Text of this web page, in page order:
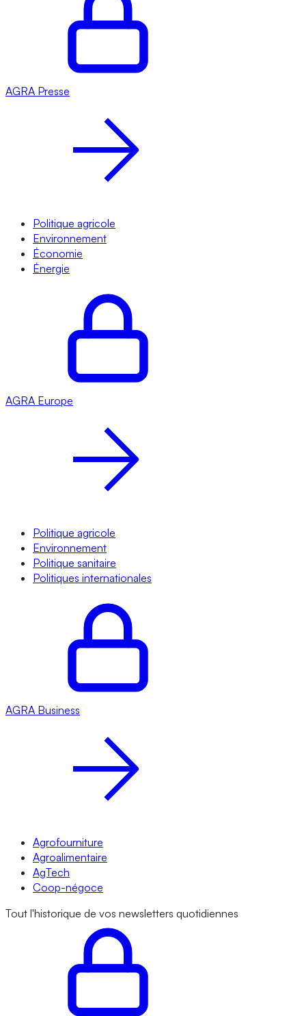
AGRA Presse
Politique agricole
Environnement
Économie
Énergie
AGRA Europe
Politique agricole
Environnement
Politique sanitaire
Politiques internationales
AGRA Business
Agrofourniture
Agroalimentaire
AgTech
Coop-négoce
Tout l'historique de vos newsletters quotidiennes